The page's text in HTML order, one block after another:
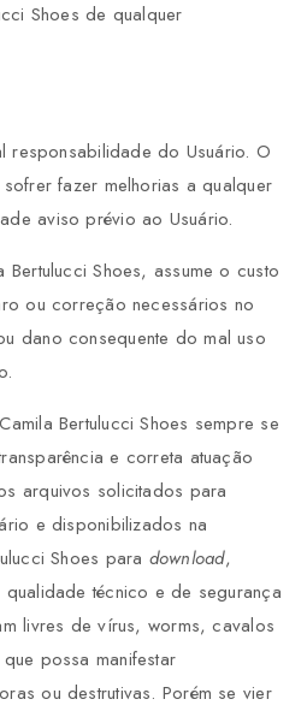
Shoes de qualquer
responsabilidade do Usuário. O
fazer melhorias a qualquer
aviso prévio ao Usuário.
Shoes, assume o custo
ou correção necessários no
dano consequente do mal uso
Bertulucci Shoes sempre se
e correta atuação
arquivos solicitados para
e disponibilizados na
Shoes para download,
técnico e de segurança
livres de vírus, worms, cavalos
possa manifestar
ou destrutivas. Porém se vier